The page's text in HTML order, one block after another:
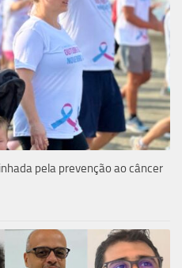
pela prevenção ao câncer